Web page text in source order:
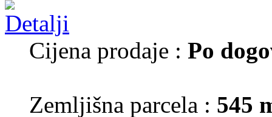
Cijena prodaje : Po
Zemljišna parcela : 545